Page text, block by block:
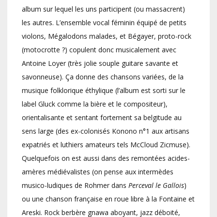
album sur lequel les uns participent (ou massacrent)
les autres. L’ensemble vocal féminin équipé de petits
violons, Mégalodons malades, et Bégayer, proto-rock
(motocrotte ?) copulent donc musicalement avec
Antoine Loyer (très jolie souple guitare savante et
savonneuse). Ça donne des chansons variées, de la
musique folklorique éthylique (l’album est sorti sur le
label Gluck comme la bière et le compositeur),
orientalisante et sentant fortement sa belgitude au
sens large (des ex-colonisés Konono n°1 aux artisans
expatriés et luthiers amateurs tels McCloud Zicmuse).
Quelquefois on est aussi dans des remontées acides-
amères médiévalistes (on pense aux intermèdes
musico-ludiques de Rohmer dans Perceval le Gallois)
ou une chanson française en roue libre à la Fontaine et
Areski. Rock berbère gnawa aboyant, jazz déboité,